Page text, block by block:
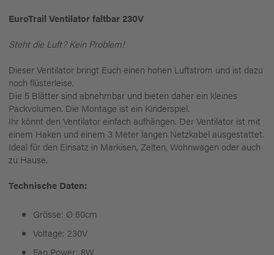
EuroTrail Ventilator faltbar 230V
Steht die Luft? Kein Problem!
Dieser Ventilator bringt Euch einen hohen Luftstrom und ist dazu
noch flüsterleise.
Die 5 Blätter sind abnehmbar und bieten daher ein kleines
Packvolumen. Die Montage ist ein Kinderspiel.
Ihr könnt den Ventilator einfach aufhängen. Der Ventilator ist mit
einem Haken und einem 3 Meter langen Netzkabel ausgestattet.
Ideal für den Einsatz in Markisen, Zelten, Wohnwagen oder auch
zu Hause.
Technische Daten:
Grösse: Ø 60cm
Voltage: 230V
Fan Power: 8W